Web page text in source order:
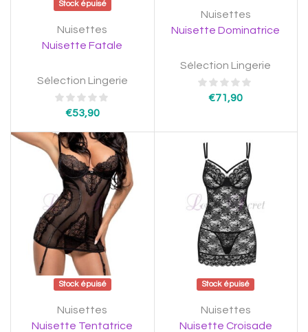
Stock épuisé
Nuisettes
Nuisette Fatale
Sélection Lingerie
€53,90
Nuisettes
Nuisette Dominatrice
Sélection Lingerie
€71,90
Stock épuisé
Nuisettes
Nuisette Tentatrice
Stock épuisé
Nuisettes
Nuisette Croisade